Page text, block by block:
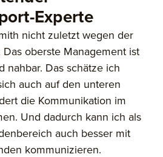
Experte
nicht zuletzt wegen der
Das oberste Management ist
nahbar. Das schätze ich
auch auf den unteren
die Kommunikation im
Und dadurch kann ich als
auch besser mit
kommunizieren.